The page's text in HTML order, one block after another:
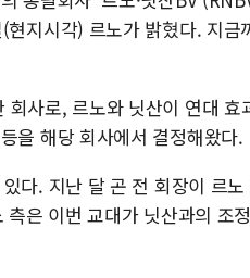
지시각) 르노가 밝혔다. 지금
사로, 르노와 닛산이 연대 효
을 해당 회사에서 결정해왔다.
다. 지난 달 곤 전 회장이 르
은 이번 교대가 닛산과의 조